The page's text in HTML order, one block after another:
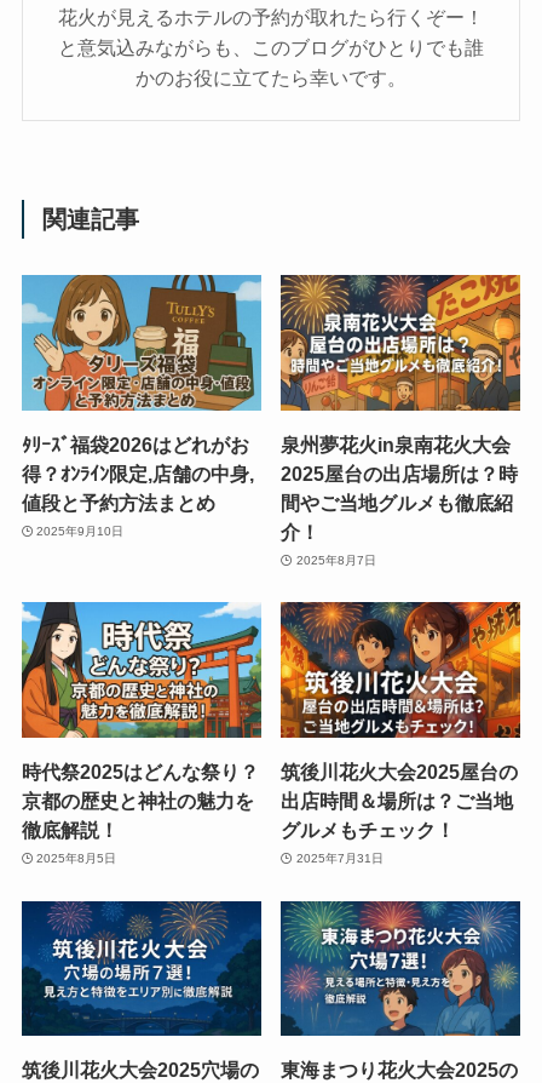
花火が見えるホテルの予約が取れたら行くぞー！
と意気込みながらも、このブログがひとりでも誰
かのお役に立てたら幸いです。
関連記事
ﾀﾘｰｽﾞ福袋2026はどれがお
得？ｵﾝﾗｲﾝ限定,店舗の中身,
値段と予約方法まとめ
2025年9月10日
泉州夢花火in泉南花火大会
2025屋台の出店場所は？時
間やご当地グルメも徹底紹
介！
2025年8月7日
時代祭2025はどんな祭り？
京都の歴史と神社の魅力を
徹底解説！
2025年8月5日
筑後川花火大会2025屋台の
出店時間＆場所は？ご当地
グルメもチェック！
2025年7月31日
筑後川花火大会2025穴場の
東海まつり花火大会2025の